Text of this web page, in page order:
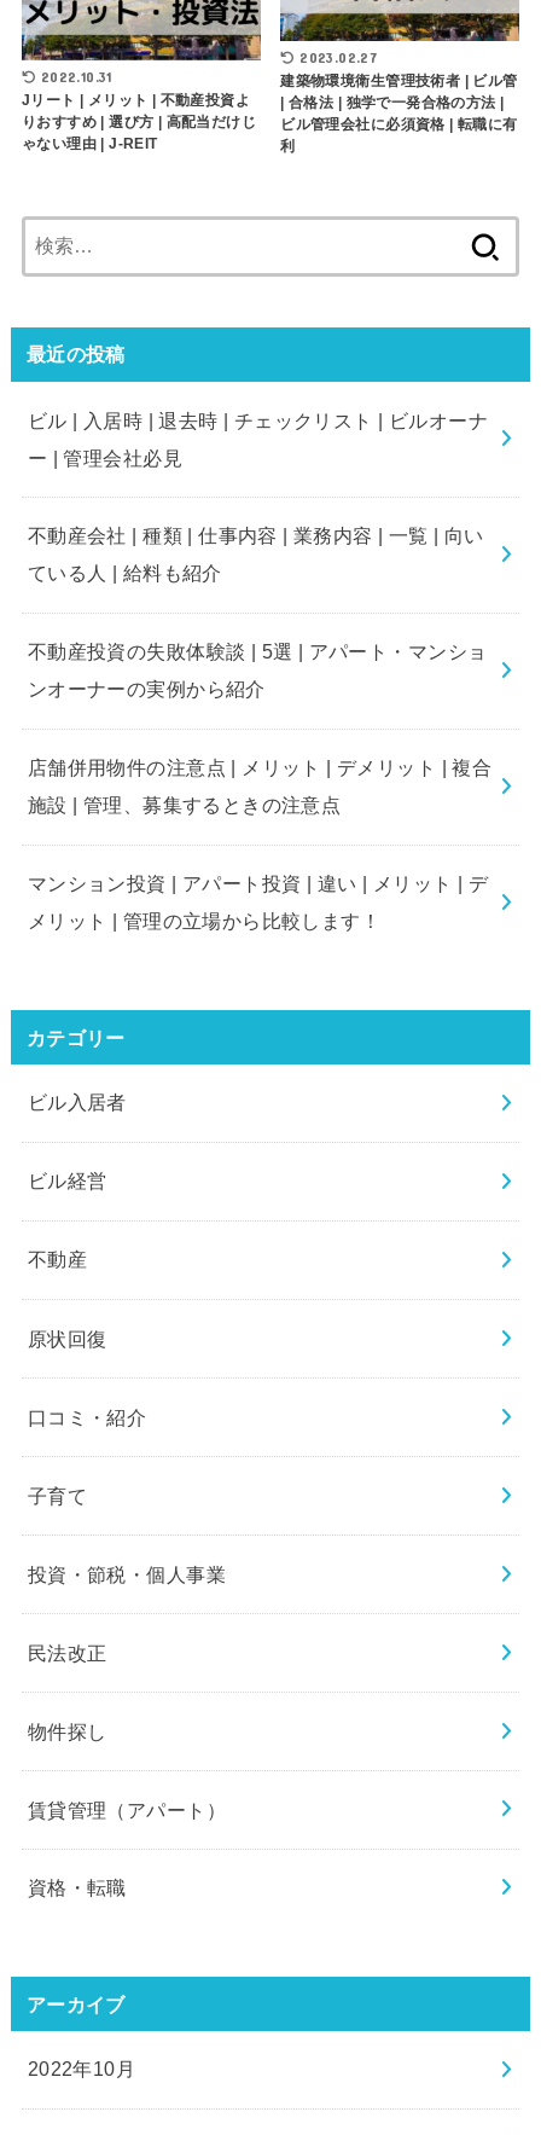
2022.10.31
Jリート | メリット | 不動産投資よ
りおすすめ | 選び方 | 高配当だけじ
ゃない理由 | J-REIT
2023.02.27
建築物環境衛生管理技術者 | ビル管
| 合格法 | 独学で一発合格の方法 |
ビル管理会社に必須資格 | 転職に有
利
索:
最近の投稿
ビル | 入居時 | 退去時 | チェックリスト | ビルオーナ
ー | 管理会社必見
不動産会社 | 種類 | 仕事内容 | 業務内容 | 一覧 | 向い
ている人 | 給料も紹介
不動産投資の失敗体験談 | 5選 | アパート・マンショ
ンオーナーの実例から紹介
店舗併用物件の注意点 | メリット | デメリット | 複合
施設 | 管理、募集するときの注意点
マンション投資 | アパート投資 | 違い | メリット | デ
メリット | 管理の立場から比較します！
カテゴリー
ビル入居者
ビル経営
不動産
原状回復
口コミ・紹介
子育て
投資・節税・個人事業
民法改正
物件探し
賃貸管理（アパート）
資格・転職
アーカイブ
2022年10月